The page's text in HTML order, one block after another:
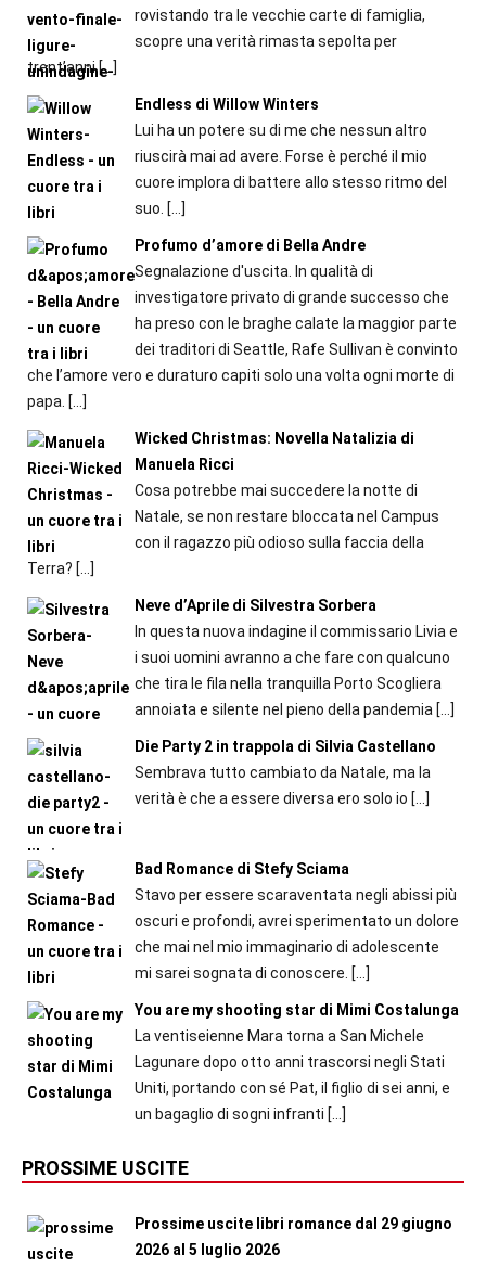
rovistando tra le vecchie carte di famiglia,
scopre una verità rimasta sepolta per
trent’anni[…]
Endless di Willow Winters
Lui ha un potere su di me che nessun altro
riuscirà mai ad avere. Forse è perché il mio
cuore implora di battere allo stesso ritmo del
suo. […]
Profumo d’amore di Bella Andre
Segnalazione d'uscita. In qualità di
investigatore privato di grande successo che
ha preso con le braghe calate la maggior parte
dei traditori di Seattle, Rafe Sullivan è convinto
che l’amore vero e duraturo capiti solo una volta ogni morte di
papa. […]
Wicked Christmas: Novella Natalizia di
Manuela Ricci
Cosa potrebbe mai succedere la notte di
Natale, se non restare bloccata nel Campus
con il ragazzo più odioso sulla faccia della
Terra? […]
Neve d’Aprile di Silvestra Sorbera
In questa nuova indagine il commissario Livia e
i suoi uomini avranno a che fare con qualcuno
che tira le fila nella tranquilla Porto Scogliera
annoiata e silente nel pieno della pandemia[…]
Die Party 2 in trappola di Silvia Castellano
Sembrava tutto cambiato da Natale, ma la
verità è che a essere diversa ero solo io […]
Bad Romance di Stefy Sciama
Stavo per essere scaraventata negli abissi più
oscuri e profondi, avrei sperimentato un dolore
che mai nel mio immaginario di adolescente
mi sarei sognata di conoscere. […]
You are my shooting star di Mimi Costalunga
La ventiseienne Mara torna a San Michele
Lagunare dopo otto anni trascorsi negli Stati
Uniti, portando con sé Pat, il figlio di sei anni, e
un bagaglio di sogni infranti […]
PROSSIME USCITE
Prossime uscite libri romance dal 29 giugno
2026 al 5 luglio 2026